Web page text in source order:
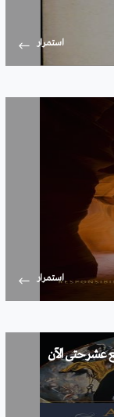
استمرار
استمرار
عشر حتى الآن